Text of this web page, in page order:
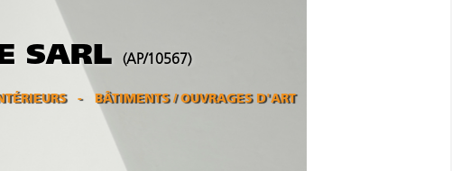
SARL (AP/10567)
BÂTIMENTS / OUVRAGES D'ART